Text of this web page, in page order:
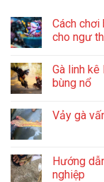
Cách chơi
cho ngư
Gà linh
bùng nổ
Vảy gà
Hướng
nghiệp